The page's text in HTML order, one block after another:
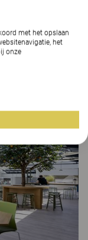
en
Een
boeken en
van
met het opslaan
het
onze